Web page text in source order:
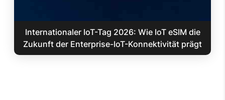
Internationaler IoT-Tag 2026: Wie IoT eSIM die
Zukunft der Enterprise-IoT-Konnektivität prägt